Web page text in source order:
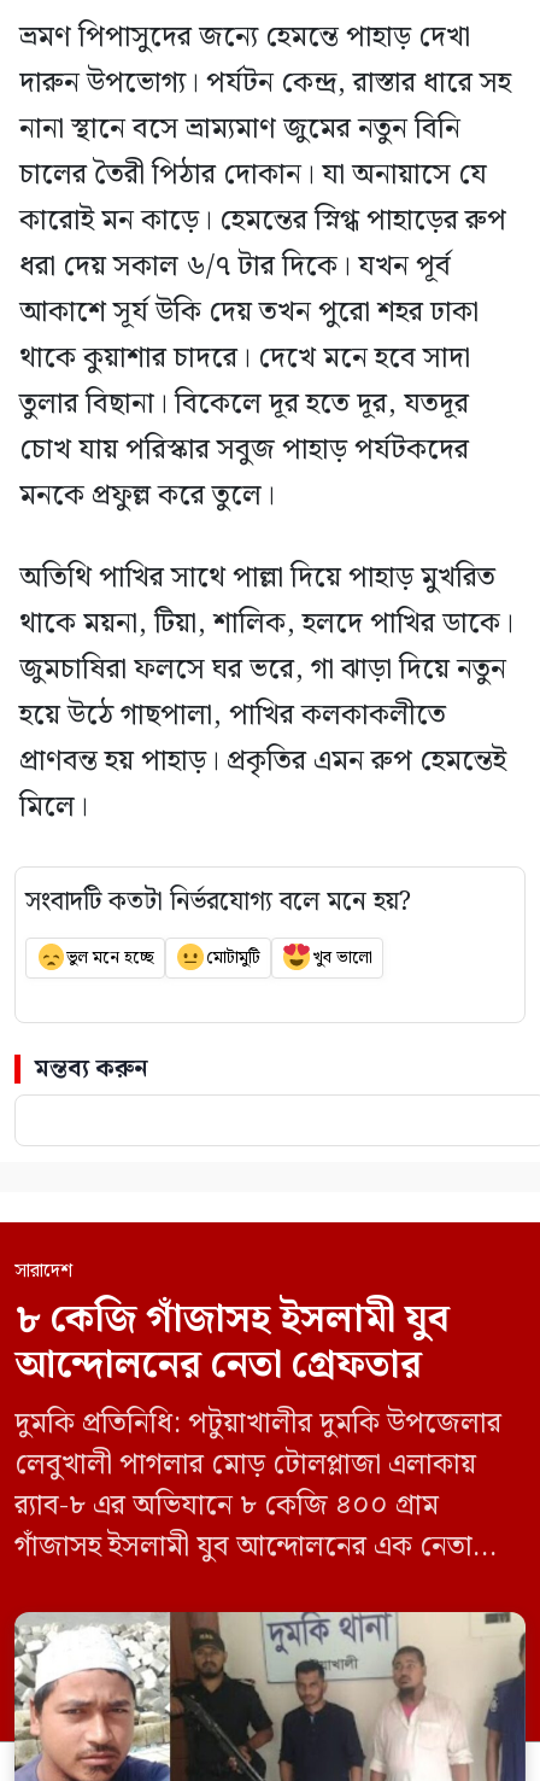
ভ্রমণ পিপাসুদের জন্যে হেমন্তে পাহাড় দেখা
দারুন উপভোগ্য। পর্যটন কেন্দ্র, রাস্তার ধারে সহ
নানা স্থানে বসে ভ্রাম্যমাণ জুমের নতুন বিনি
চালের তৈরী পিঠার দোকান। যা অনায়াসে যে
কারোই মন কাড়ে। হেমন্তের স্নিগ্ধ পাহাড়ের রুপ
ধরা দেয় সকাল ৬/৭ টার দিকে। যখন পূর্ব
আকাশে সূর্য উকি দেয় তখন পুরো শহর ঢাকা
থাকে কুয়াশার চাদরে। দেখে মনে হবে সাদা
তুলার বিছানা। বিকেলে দূর হতে দূর, যতদূর
চোখ যায় পরিস্কার সবুজ পাহাড় পর্যটকদের
মনকে প্রফুল্ল করে তুলে।
অতিথি পাখির সাথে পাল্লা দিয়ে পাহাড় মুখরিত
থাকে ময়না, টিয়া, শালিক, হলদে পাখির ডাকে।
জুমচাষিরা ফলসে ঘর ভরে, গা ঝাড়া দিয়ে নতুন
হয়ে উঠে গাছপালা, পাখির কলকাকলীতে
প্রাণবন্ত হয় পাহাড়। প্রকৃতির এমন রুপ হেমন্তেই
মিলে।
সংবাদটি কতটা নির্ভরযোগ্য বলে মনে হয়?
ভুল মনে হচ্ছে মোটামুটি খুব ভালো
মন্তব্য করুন
সারাদেশ
৮ কেজি গাঁজাসহ ইসলামী যুব
আন্দোলনের নেতা গ্রেফতার
দুমকি প্রতিনিধি: পটুয়াখালীর দুমকি উপজেলার
লেবুখালী পাগলার মোড় টোলপ্লাজা এলাকায়
র‍্যাব-৮ এর অভিযানে ৮ কেজি ৪০০ গ্রাম
গাঁজাসহ ইসলামী যুব আন্দোলনের এক নেতাকে
ভিত্তিতে অভিযান চালিয়ে মাদক চক্রের আরও
এক সদস্যকে আটক করা হয়। র‍্যাব ও পুলিশ
সূত্রে জানা গেছে, শুক্রবার গোপন সংবাদের
ভিত্তিতে র‍্যাব-৮, সিপিসি-১ পটুয়াখালী ক্যাম্পের